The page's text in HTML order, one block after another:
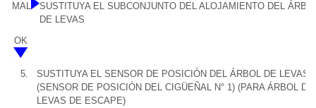
MAL
SUSTITUYA EL SUBCONJUNTO DEL ALOJAMIENTO DEL
DE LEVAS
OK
5.
SUSTITUYA EL SENSOR DE POSICIÓN DEL ÁRBOL DE LEVAS
(SENSOR DE POSICIÓN DEL CIGÜEÑAL N° 1) (PARA ÁRBOL DE
LEVAS DE ESCAPE)